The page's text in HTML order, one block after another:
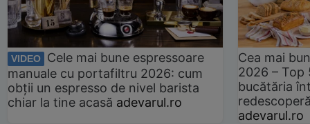
VIDEO
Cele mai bune espressoare
manuale cu portafiltru 2026: cum
obții un espresso de nivel barista
chiar la tine acasă adevarul.ro
Cea mai
2026 –
bucătăria
adevarul.ro